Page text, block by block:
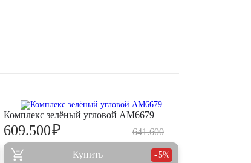
Комплекс зелёный угловой AM6679
641.600
609.500₽
Купить 5%